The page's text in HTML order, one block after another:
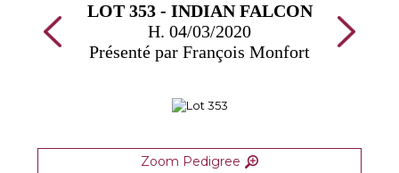
LOT 353 - INDIAN FALCON
H. 04/03/2020
Présenté par François Monfort
Zoom Pedigree